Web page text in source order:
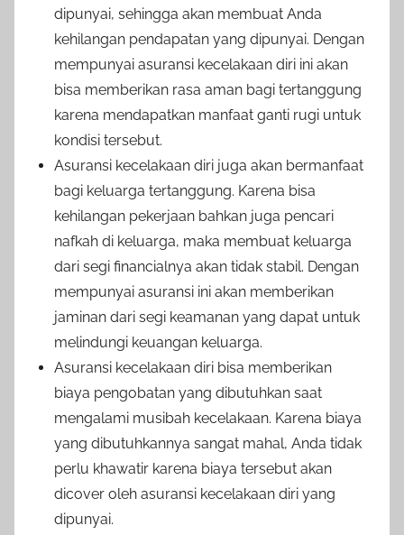
dipunyai, sehingga akan membuat Anda
kehilangan pendapatan yang dipunyai. Dengan
mempunyai asuransi kecelakaan diri ini akan
bisa memberikan rasa aman bagi tertanggung
karena mendapatkan manfaat ganti rugi untuk
kondisi tersebut.
Asuransi kecelakaan diri juga akan bermanfaat
bagi keluarga tertanggung. Karena bisa
kehilangan pekerjaan bahkan juga pencari
nafkah di keluarga, maka membuat keluarga
dari segi financialnya akan tidak stabil. Dengan
mempunyai asuransi ini akan memberikan
jaminan dari segi keamanan yang dapat untuk
melindungi keuangan keluarga.
Asuransi kecelakaan diri bisa memberikan
biaya pengobatan yang dibutuhkan saat
mengalami musibah kecelakaan. Karena biaya
yang dibutuhkannya sangat mahal, Anda tidak
perlu khawatir karena biaya tersebut akan
dicover oleh asuransi kecelakaan diri yang
dipunyai.